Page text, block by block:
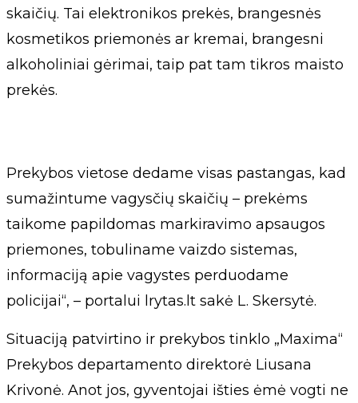
skaičių. Tai elektronikos prekės, brangesnės
kosmetikos priemonės ar kremai, brangesni
alkoholiniai gėrimai, taip pat tam tikros maisto
prekės.
Prekybos vietose dedame visas pastangas, kad
sumažintume vagysčių skaičių – prekėms
taikome papildomas markiravimo apsaugos
priemones, tobuliname vaizdo sistemas,
informaciją apie vagystes perduodame
policijai“, – portalui lrytas.lt sakė L. Skersytė.
Situaciją patvirtino ir prekybos tinklo „Maxima“
Prekybos departamento direktorė Liusana
Krivonė. Anot jos, gyventojai išties ėmė vogti ne